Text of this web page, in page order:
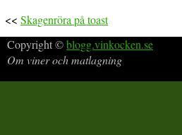
<< Skagenröra på toast
Copyright ©blogg.vinkocken.se
Om viner och matlagning